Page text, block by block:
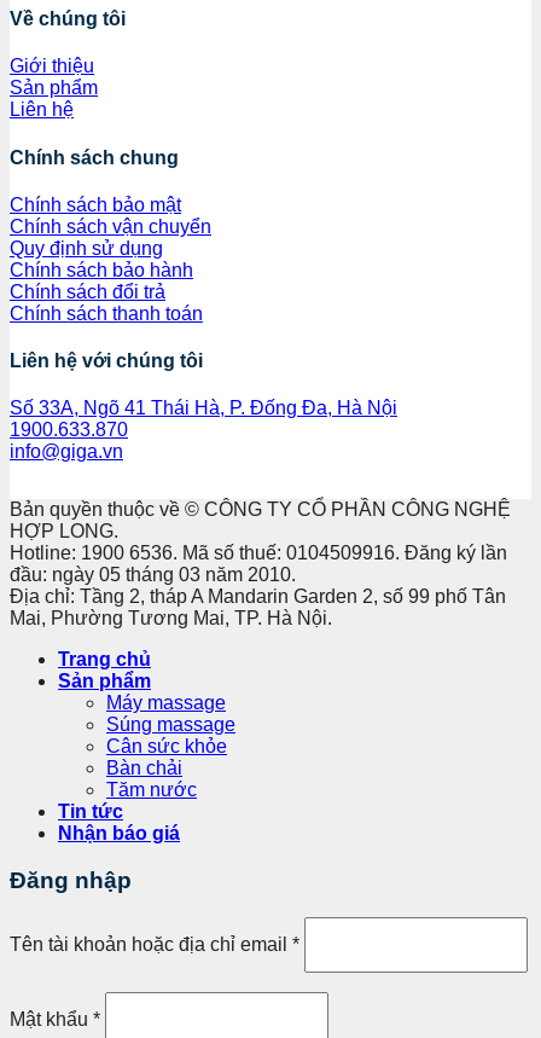
Về chúng tôi
Giới thiệu
Sản phẩm
Liên hệ
Chính sách chung
Chính sách bảo mật
Chính sách vận chuyển
Quy định sử dụng
Chính sách bảo hành
Chính sách đổi trả
Chính sách thanh toán
Liên hệ với chúng tôi
Số 33A, Ngõ 41 Thái Hà, P. Đống Đa, Hà Nội
1900.633.870
info@giga.vn
Bản quyền thuộc về © CÔNG TY CỔ PHẦN CÔNG NGHỆ
HỢP LONG.
Hotline: 1900 6536. Mã số thuế: 0104509916. Đăng ký lần
đầu: ngày 05 tháng 03 năm 2010.
Địa chỉ: Tầng 2, tháp A Mandarin Garden 2, số 99 phố Tân
Mai, Phường Tương Mai, TP. Hà Nội.
Trang chủ
Sản phẩm
Máy massage
Súng massage
Cân sức khỏe
Bàn chải
Tăm nước
Tin tức
Nhận báo giá
Đăng nhập
Tên tài khoản hoặc địa chỉ email *
Mật khẩu *